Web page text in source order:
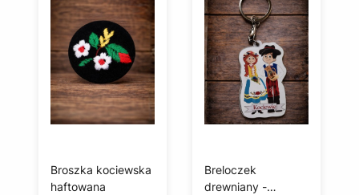
Broszka kociewska
haftowana
Breloczek
drewniany -